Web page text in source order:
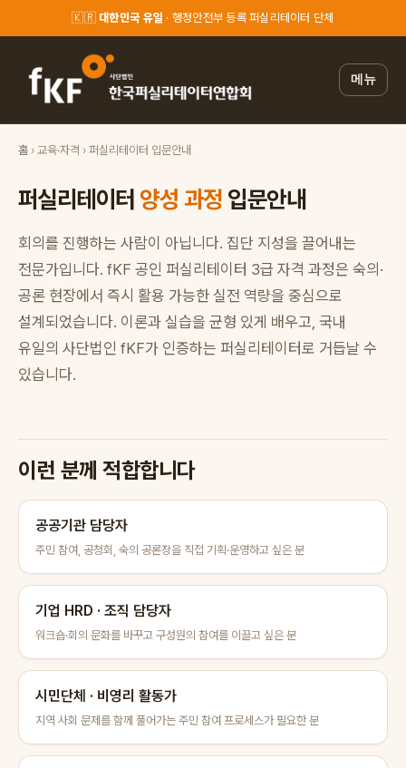
🇰🇷 대한민국 유일 · 행정안전부 등록 퍼실리테이터 단체
메뉴
홈 › 교육·자격 › 퍼실리테이터 입문안내
퍼실리테이터양성 과정 입문안내
회의를 진행하는 사람이 아닙니다. 집단 지성을 끌어내는
전문가입니다. fKF 공인 퍼실리테이터 3급 자격 과정은 숙의·
공론 현장에서 즉시 활용 가능한 실전 역량을 중심으로
설계되었습니다. 이론과 실습을 균형 있게 배우고, 국내
유일의 사단법인 fKF가 인증하는 퍼실리테이터로 거듭날 수
있습니다.
이런 분께 적합합니다
공공기관 담당자
주민 참여, 공청회, 숙의 공론장을 직접 기획·운영하고 싶은 분
기업 HRD · 조직 담당자
워크숍·회의 문화를 바꾸고 구성원의 참여를 이끌고 싶은 분
시민단체 · 비영리 활동가
지역 사회 문제를 함께 풀어가는 주민 참여 프로세스가 필요한 분